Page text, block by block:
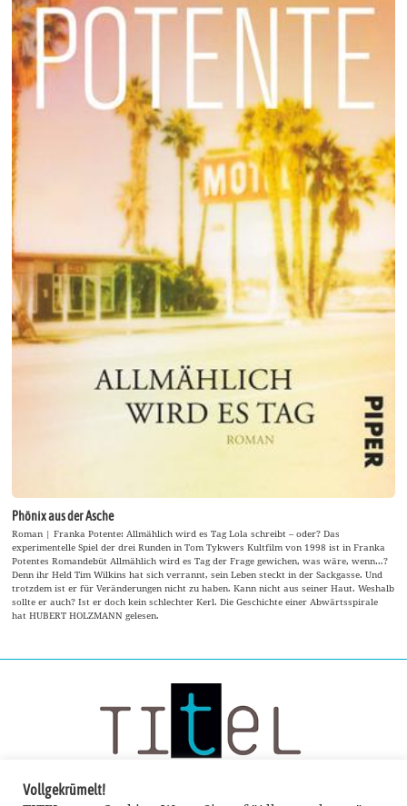
Phönix aus der Asche
Roman | Franka Potente: Allmählich wird es Tag Lola schreibt – oder? Das
experimentelle Spiel der drei Runden in Tom Tykwers Kultfilm von 1998 ist in Franka
Potentes Romandebüt Allmählich wird es Tag der Frage gewichen, was wäre, wenn…?
Denn ihr Held Tim Wilkins hat sich verrannt, sein Leben steckt in der Sackgasse. Und
trotzdem ist er für Veränderungen nicht zu haben. Kann nicht aus seiner Haut. Weshalb
sollte er auch? Ist er doch kein schlechter Kerl. Die Geschichte einer Abwärtsspirale
hat HUBERT HOLZMANN gelesen.
Vollgekrümelt!